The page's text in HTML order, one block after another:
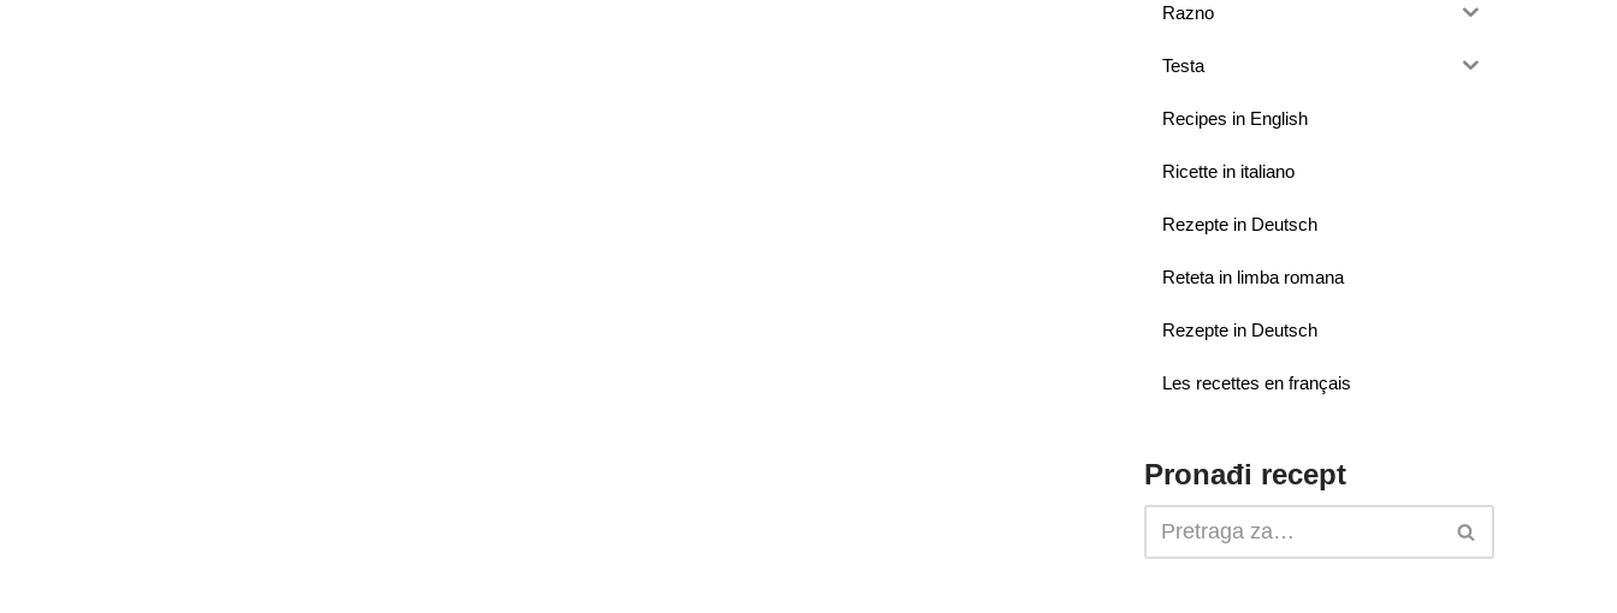
Razno
Testa
Recipes in English
Ricette in italiano
Rezepte in Deutsch
Reteta in limba romana
Rezepte in Deutsch
Les recettes en français
Pronađi recept